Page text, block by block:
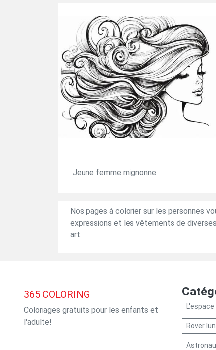
Jeune femme mignonne
Nos pages à colorier sur les personnes
expressions et les vêtements de
art.
365 COLORING
Coloriages gratuits pour les enfants et
l'adulte!
L'espace
Rover